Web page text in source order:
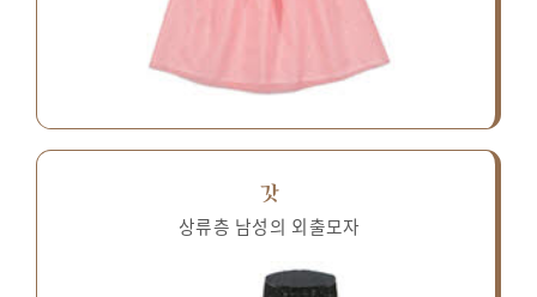
갓
상류층 남성의 외출모자